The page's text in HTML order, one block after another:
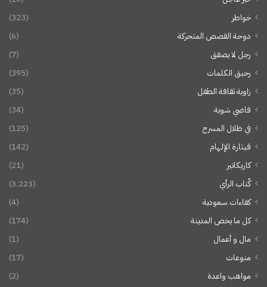
خواطر
(323)
دوحة القصص المتحركة
(6)
رجل لا يصفق
(7)
رحيق الكلمات
(395)
زاوية ثقافة الطفل
(35)
فاضي شوية
(34)
في ظلال المسرح
(125)
قيثارة الإلهام
(142)
كاريكاتير
(21)
كُتاب الرأي
(3٬223)
كفاءات سعودية
(4)
كل ما يخص المدينة
(174)
مال و أعمال
(1)
منوعات
(17)
مواهب واعدة
(2)